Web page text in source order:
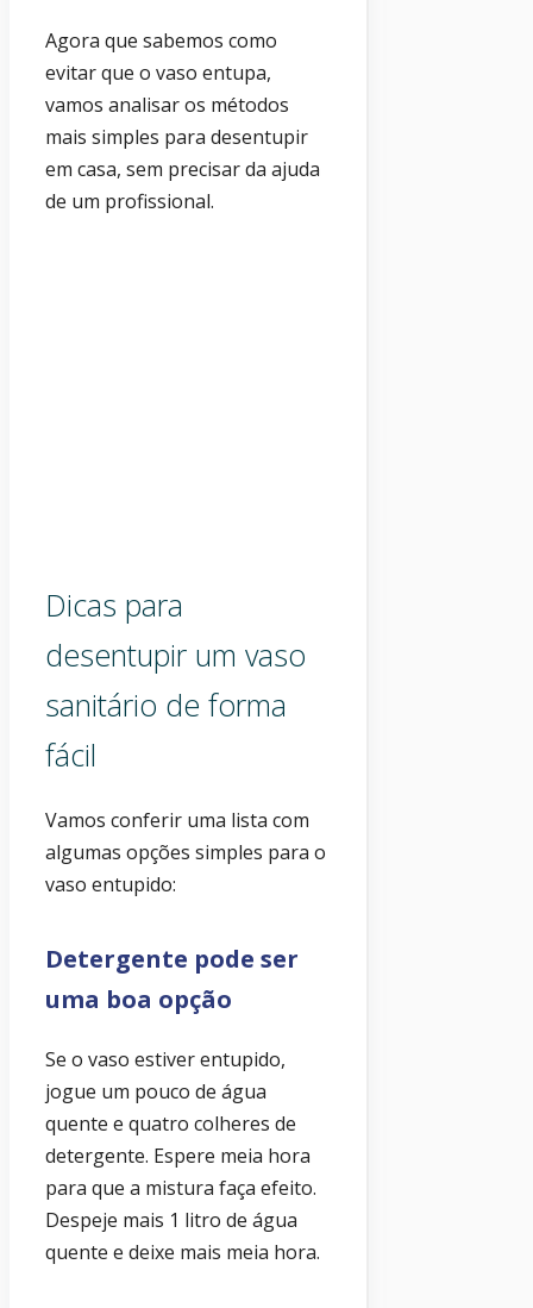
Agora que sabemos como
evitar que o vaso entupa,
vamos analisar os métodos
mais simples para desentupir
em casa, sem precisar da ajuda
de um profissional.
Dicas para
desentupir um vaso
sanitário de forma
fácil
Vamos conferir uma lista com
algumas opções simples para o
vaso entupido:
Detergente pode ser
uma boa opção
Se o vaso estiver entupido,
jogue um pouco de água
quente e quatro colheres de
detergente. Espere meia hora
para que a mistura faça efeito.
Despeje mais 1 litro de água
quente e deixe mais meia hora.